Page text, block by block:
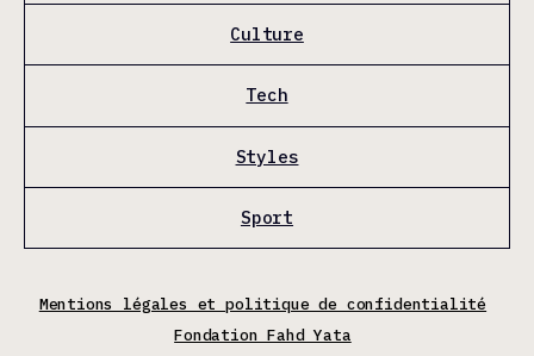
Culture
Tech
Styles
Sport
Mentions légales et politique de confidentialité
Fondation Fahd Yata